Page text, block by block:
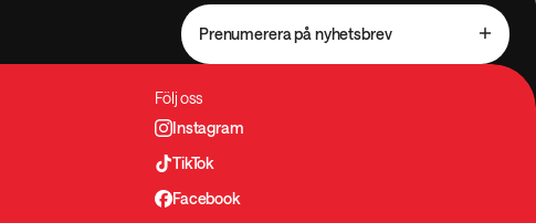
Prenumerera på nyhetsbrev
Följ oss
Instagram
TikTok
Facebook